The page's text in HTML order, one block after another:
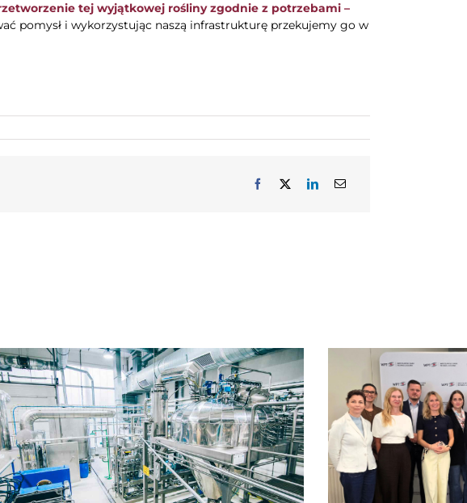
tej wyjątkowej rośliny zgodnie z potrzebami –
pomysł i wykorzystując naszą infrastrukturę przekujemy go w